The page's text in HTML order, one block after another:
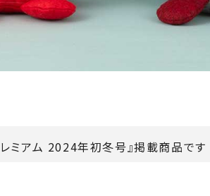
レミアム 2024年初冬号』掲載商品です